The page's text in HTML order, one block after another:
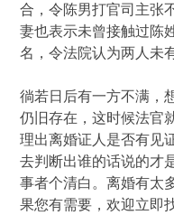
合，令陈男打官司主张
妻也表示未曾接触过陈
名，令法院认为两人未
徜若日后有一方不满，
仍旧存在，这时候法官
理出离婚证人是否有见
去判断出谁的话说的才
事者个清白。离婚有太
果您有需要，欢迎立即